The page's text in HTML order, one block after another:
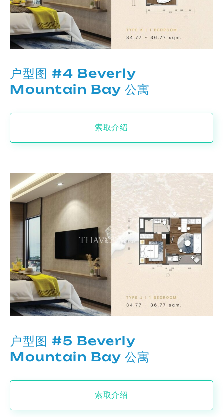
户型图 #4 Beverly
Mountain Bay 公寓
索取介绍
户型图 #5 Beverly
Mountain Bay 公寓
索取介绍